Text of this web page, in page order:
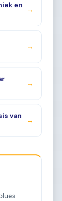
en
→
→
→
van
→